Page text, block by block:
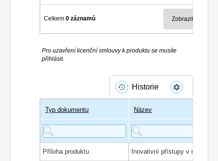
Celkem0 záznamů
Pro uzavření licenční smlouvy k produktu se musíte
přihlásit.
Historie
Typ dokumentu Název
Příloha produktu